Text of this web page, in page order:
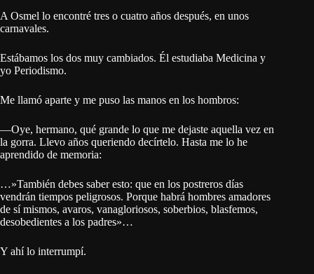
A Osmel lo encontré tres o cuatro años después, en unos
carnavales.
Estábamos los dos muy cambiados. Él estudiaba Medicina y
yo Periodismo.
Me llamó aparte y me puso las manos en los hombros:
—Oye, hermano, qué grande lo que me dejaste aquella vez en
la gorra. Llevo años queriendo decírtelo. Hasta me lo he
aprendido de memoria:
…»También debes saber esto: que en los postreros días
vendrán tiempos peligrosos. Porque habrá hombres amadores
de sí mismos, avaros, vanagloriosos, soberbios, blasfemos,
desobedientes a los padres»…
Y ahí lo interrumpí.